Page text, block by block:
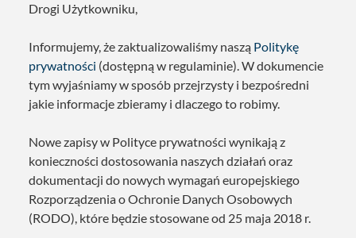
Drogi Użytkowniku,
Informujemy, że zaktualizowaliśmy naszą Politykę
prywatności (dostępną w regulaminie). W dokumencie
tym wyjaśniamy w sposób przejrzysty i bezpośredni
jakie informacje zbieramy i dlaczego to robimy.
Nowe zapisy w Polityce prywatności wynikają z
konieczności dostosowania naszych działań oraz
dokumentacji do nowych wymagań europejskiego
Rozporządzenia o Ochronie Danych Osobowych
(RODO), które będzie stosowane od 25 maja 2018 r.